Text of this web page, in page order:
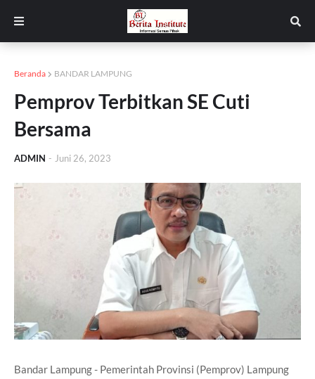
Beranda BANDAR LAMPUNG
Pemprov Terbitkan SE Cuti
Bersama
ADMIN - Juni 26, 2023
Bandar Lampung - Pemerintah Provinsi (Pemprov) Lampung